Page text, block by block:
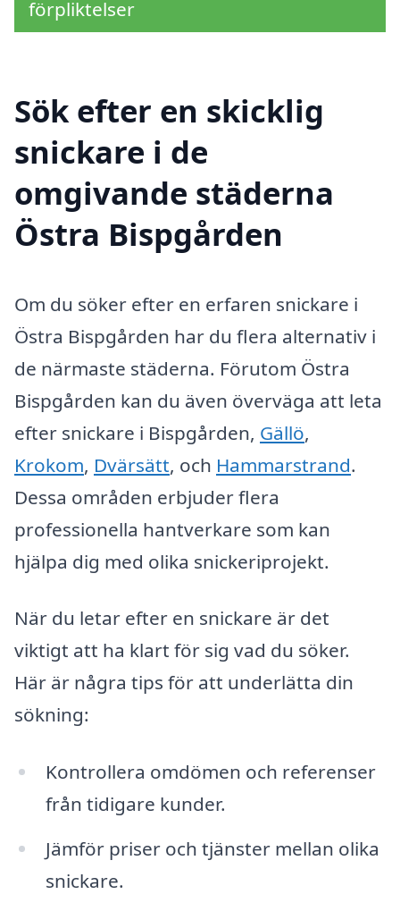
förpliktelser
Sök efter en skicklig
snickare i de
omgivande städerna
Östra Bispgården
Om du söker efter en erfaren snickare i
Östra Bispgården har du flera alternativ i
de närmaste städerna. Förutom Östra
Bispgården kan du även överväga att leta
efter snickare i Bispgården, Gällö,
Krokom, Dvärsätt, och Hammarstrand.
Dessa områden erbjuder flera
professionella hantverkare som kan
hjälpa dig med olika snickeriprojekt.
När du letar efter en snickare är det
viktigt att ha klart för sig vad du söker.
Här är några tips för att underlätta din
sökning:
Kontrollera omdömen och referenser
från tidigare kunder.
Jämför priser och tjänster mellan olika
snickare.